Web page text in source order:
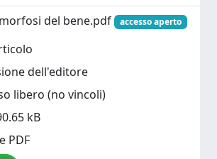
del bene.pdf
accesso aperto
dell'editore
libero (no vincoli)
kB
PDF